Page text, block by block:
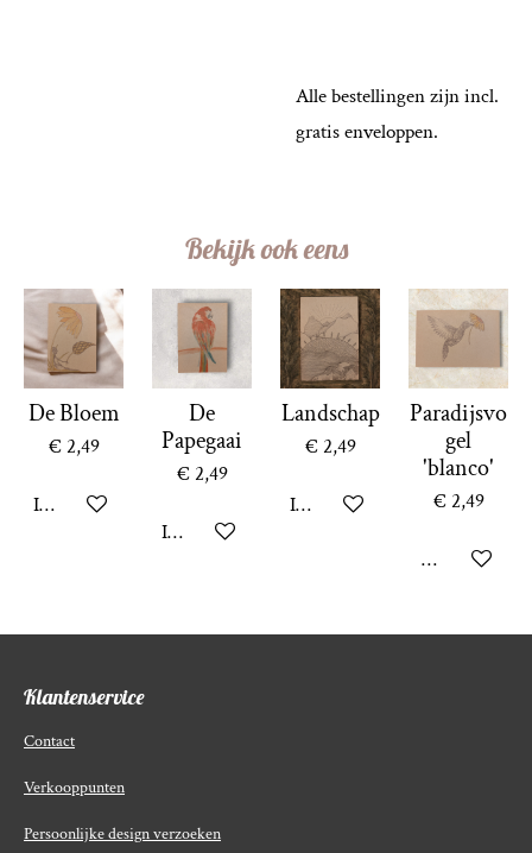
Alle bestellingen zijn incl.
gratis enveloppen.
Bekijk ook eens
De Bloem
€ 2,49
In winkelwagen
De
Papegaai
€ 2,49
In winkelwagen
Landschap
€ 2,49
In winkelwagen
Paradijsvo
gel
'blanco'
€ 2,49
Bekijk details
Klantenservice
Contact
Verkooppunten
Persoonlijke design verzoeken